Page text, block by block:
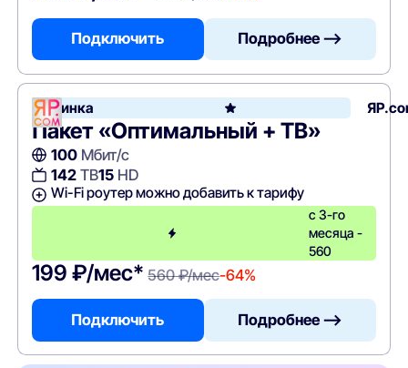
Подключить Подробнее —>
Новинка
Пакет «Оптимальный + ТВ»
100Мбит/с
142ТВ15HD
Wi-Fi роутер можно добавить к тарифу
с 3-го
месяца -
560
199 ₽/мес* 560 ₽/мес-64%
Подключить Подробнее —>